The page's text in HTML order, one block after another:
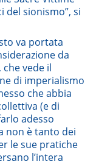
del sionismo”, si
va portata
da
vede il
di imperialismo
che abbia
(e di
adesso
non è tanto dei
le sue pratiche
l’intera